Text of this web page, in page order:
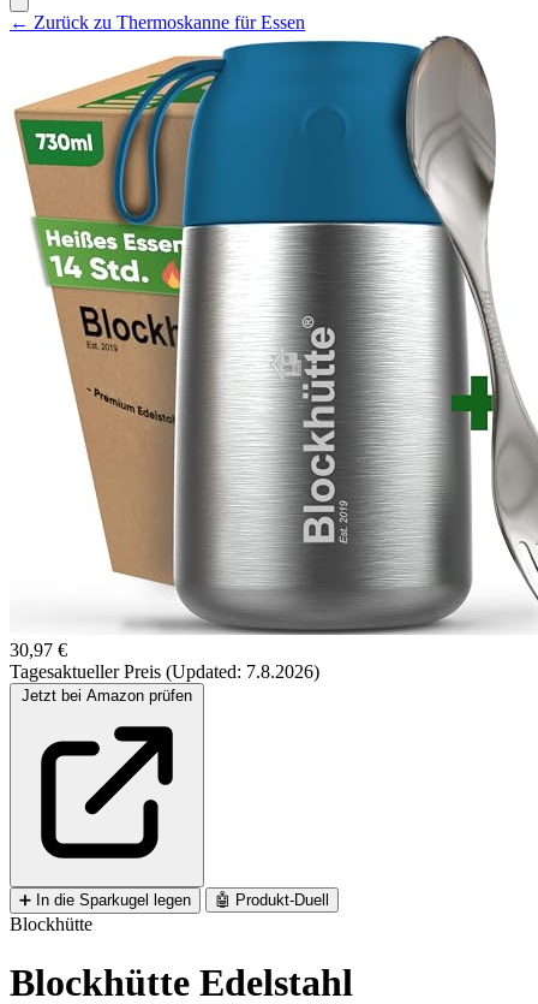
← Zurück zu Thermoskanne für Essen
30,97 €
Tagesaktueller Preis (Updated: 7.8.2026)
➕ In die Sparkugel legen 🤖 Produkt-Duell
Blockhütte
Blockhütte Edelstahl